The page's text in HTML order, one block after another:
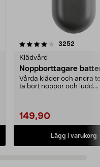
3252
Klädvård
Noppborttagare
Vårda kläder och andra
ta bort noppor och ludd.
149,90
Lägg i varukorg
4.5av 5 stjärnor